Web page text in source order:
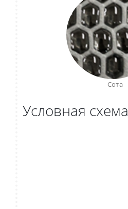
Сота
Условная схема